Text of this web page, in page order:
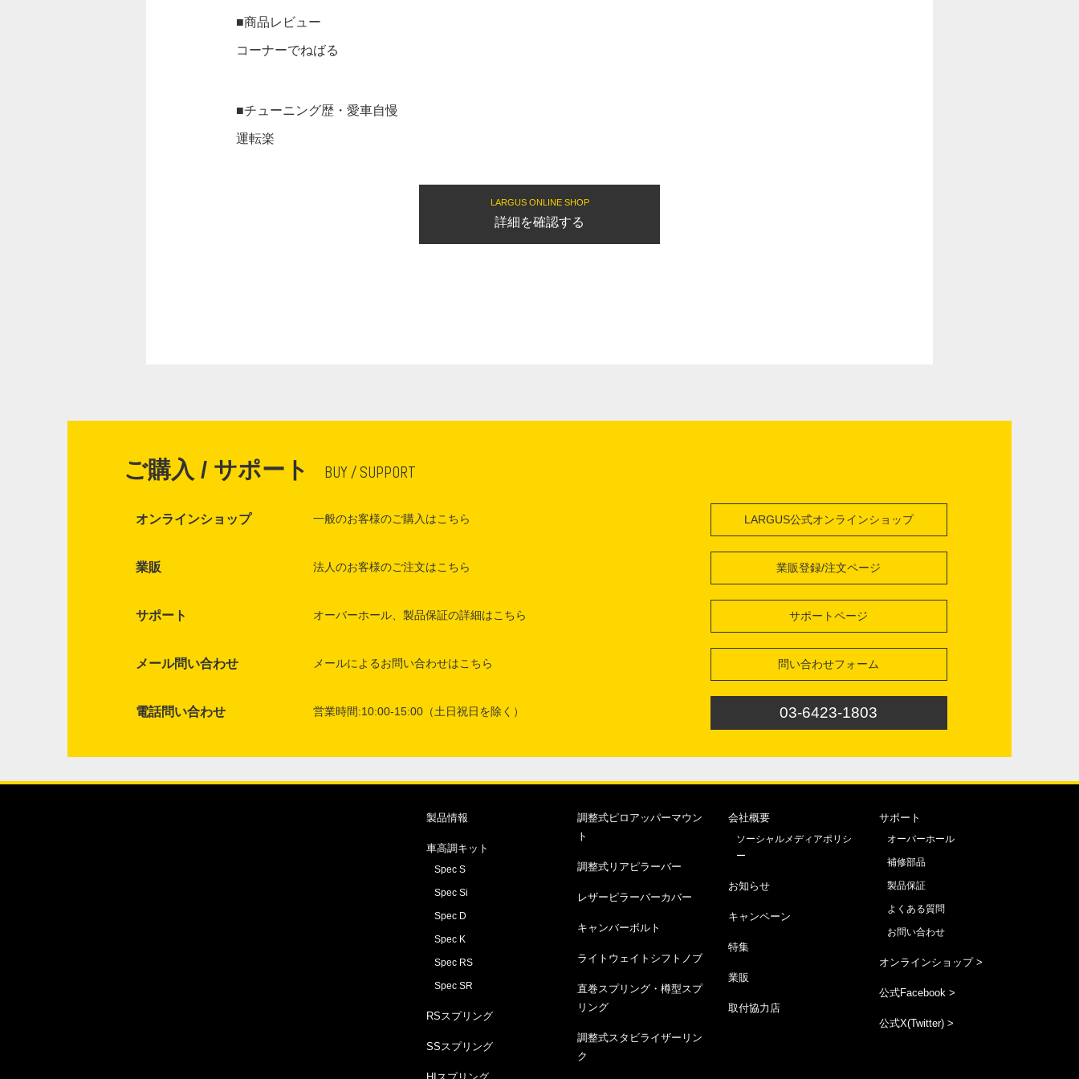
■商品レビュー
コーナーでねばる
■チューニング歴・愛車自慢
運転楽
LARGUS ONLINE SHOP
詳細を確認する
ご購入 / サポート BUY / SUPPORT
オンラインショップ 一般のお客様のご購入はこちら LARGUS公式オンラインショップ
業販 法人のお客様のご注文はこちら 業販登録/注文ページ
サポート オーバーホール、製品保証の詳細はこちら サポートページ
メール問い合わせ メールによるお問い合わせはこちら 問い合わせフォーム
電話問い合わせ 営業時間:10:00-15:00（土日祝日を除く） 03-6423-1803
製品情報
車高調キット
Spec S
Spec Si
Spec D
Spec K
Spec RS
Spec SR
RSスプリング
SSスプリング
調整式ピロアッパーマウン
ト
調整式リアピラーバー
レザーピラーバーカバー
キャンバーボルト
ライトウェイトシフトノブ
直巻スプリング・樽型スプ
リング
調整式スタビライザーリン
ク
会社概要
ソーシャルメディアポリシ
ー
お知らせ
キャンペーン
特集
業販
取付協力店
サポート
オーバーホール
補修部品
製品保証
よくある質問
お問い合わせ
オンラインショップ >
公式Facebook >
公式X(Twitter) >